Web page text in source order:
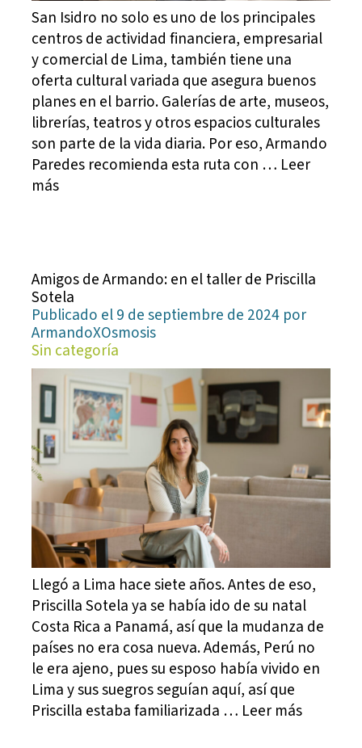
San Isidro no solo es uno de los principales
centros de actividad financiera, empresarial
y comercial de Lima, también tiene una
oferta cultural variada que asegura buenos
planes en el barrio. Galerías de arte, museos,
librerías, teatros y otros espacios culturales
son parte de la vida diaria. Por eso, Armando
Paredes recomienda esta ruta con … Leer
más
Amigos de Armando: en el taller de Priscilla
Sotela
Publicado el 9 de septiembre de 2024 por
ArmandoXOsmosis
Sin categoría
Llegó a Lima hace siete años. Antes de eso,
Priscilla Sotela ya se había ido de su natal
Costa Rica a Panamá, así que la mudanza de
países no era cosa nueva. Además, Perú no
le era ajeno, pues su esposo había vivido en
Lima y sus suegros seguían aquí, así que
Priscilla estaba familiarizada … Leer más